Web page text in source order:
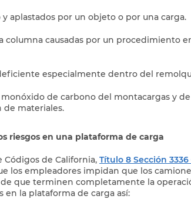
aplastados por un objeto o por una carga.
columna causadas por un procedimiento
especialmente dentro del
monóxido de carbono del montacargas y
de materiales.
riesgos en una plataforma de carga
Códigos de California, Título 8 Sección
los empleadores impidan que los
que terminen completamente la
en la plataforma de carga así: